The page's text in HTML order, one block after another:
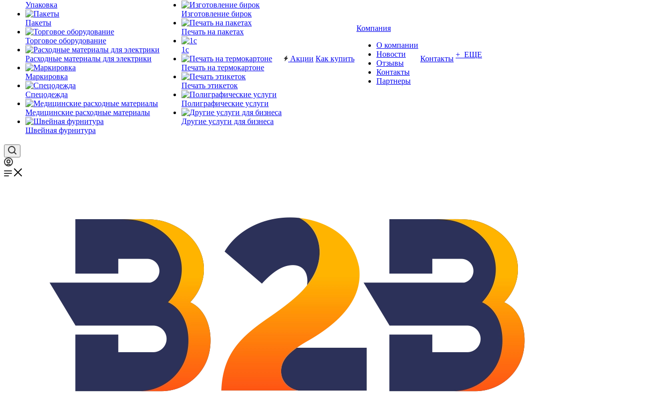
Упаковка
Пакеты
Торговое оборудование
Расходные материалы для электрики
Маркировка
Спецодежда
Медицинские расходные материалы
Швейная фурнитура
Изготовление бирок
Печать на пакетах
1c
Печать на термокартоне
Печать этикеток
Полиграфические услуги
Другие услуги для бизнеса
Акции Как купить
Компания
О компании
Новости
Отзывы
Контакты
Партнеры
Контакты + ЕЩЕ